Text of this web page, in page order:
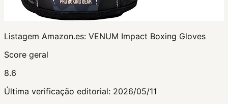
Listagem Amazon.es: VENUM Impact Boxing Gloves
Score geral
8.6
Última verificação editorial: 2026/05/11